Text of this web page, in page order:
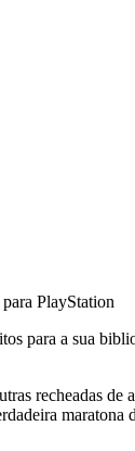
para a sua
recheadas
maratona